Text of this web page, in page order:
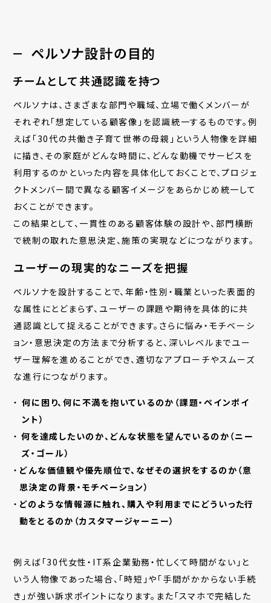
ペルソナ設計の目的
チームとして共通認識を持つ
ペルソナは、さまざまな部門や職域、立場で働くメンバーが
それぞれ「想定している顧客像」を認識統一するものです。例
えば「30代の共働き子育て世帯の母親」という人物像を詳細
に描き、その家庭がどんな時間に、どんな動機でサービスを
利用するのかといった内容を具体化しておくことで、プロジェ
クトメンバー間で異なる顧客イメージをあらかじめ統一して
おくことができます。
この結果として、一貫性のある顧客体験の設計や、部門横断
で統制の取れた意思決定、施策の実現などにつながります。
ユーザーの現実的なニーズを把握
ペルソナを設計することで、年齢・性別・職業といった表面的
な属性にとどまらず、ユーザーの課題や期待を具体的に共
通認識として捉えることができます。さらに悩み・モチベーシ
ョン・意思決定の方法まで分析すると、深いレベルまでユー
ザー理解を進めることができ、適切なアプローチやスムーズ
な進行につながります。
何に困り、何に不満を抱いているのか（課題・ペインポイ
ント）
何を達成したいのか、どんな状態を望んでいるのか（ニー
ズ・ゴール）
どんな価値観や優先順位で、なぜその選択をするのか（意
思決定の背景・モチベーション）
どのような情報源に触れ、購入や利用までにどういった行
動をとるのか（カスタマージャーニー）
例えば「30代女性・IT系企業勤務・忙しくて時間がない」と
いう人物像であった場合、「時短」や「手間がかからない手続
き」が強い訴求ポイントになります。また「スマホで完結した